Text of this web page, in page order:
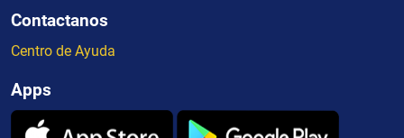
Contactanos
Centro de Ayuda
Apps